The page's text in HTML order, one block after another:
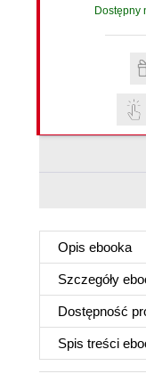
Dostępny
Opis ebooka
Szczegóły
Dostępność
Spis treści